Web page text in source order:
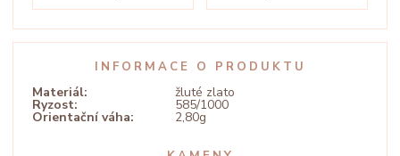
INFORMACE O PRODUKTU
Materiál: žluté zlato
Ryzost: 585/1000
Orientační váha: 2,80g